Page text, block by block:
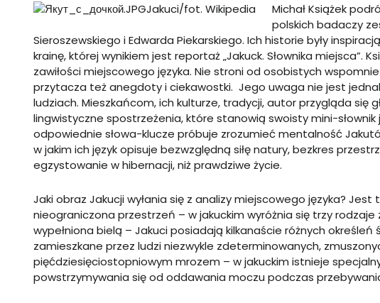
Jakuci/fot. Wikipedia
Michał Książek
polskich badaczy
Sieroszewskiego i Edwarda Piekarskiego. Ich historie były
krainę, której wynikiem jest reportaż „Jakuck. Słownika miejsca”.
zawiłości miejscowego języka. Nie stroni od osobistych
przytacza też anegdoty i ciekawostki. Jego uwaga nie jest
ludziach. Mieszkańcom, ich kulturze, tradycji, autor przygląda się
lingwistyczne spostrzeżenia, które stanowią swoisty mini-słownik
odpowiednie słowa-klucze próbuje zrozumieć mentalność
w jakim ich język opisuje bezwzględną siłę natury, bezkres
egzystowanie w hibernacji, niż prawdziwe życie.
Jaki obraz Jakucji wyłania się z analizy miejscowego języka?
nieograniczona przestrzeń – w jakuckim wyróżnia się trzy
wypełniona bielą – Jakuci posiadają kilkanaście różnych
zamieszkane przez ludzi niezwykle zdeterminowanych,
pięćdziesięciostopniowym mrozem – w jakuckim istnieje
powstrzymywania się od oddawania moczu podczas